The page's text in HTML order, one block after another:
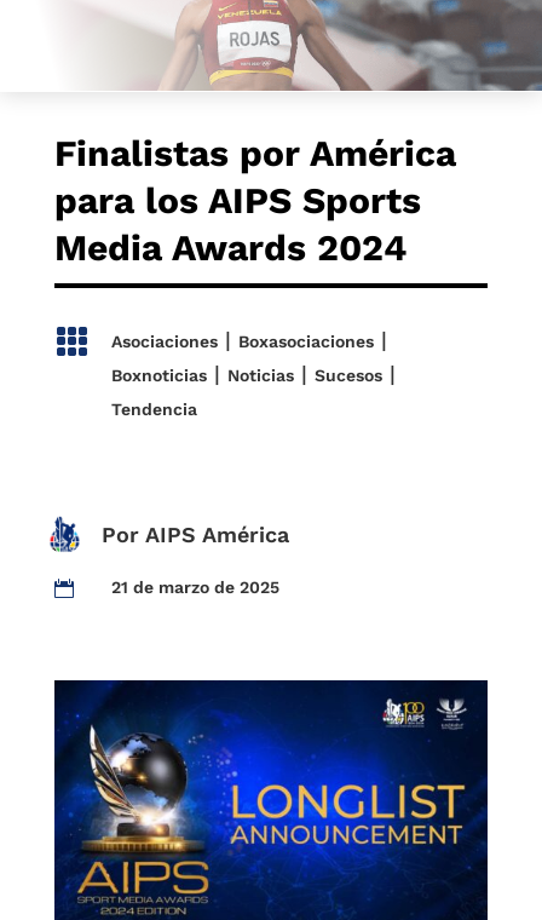
Finalistas por América
para los AIPS Sports
Media Awards 2024
 Asociaciones| Boxasociaciones|
Boxnoticias| Noticias| Sucesos|
Tendencia
Por AIPS América
 21 de marzo de 2025